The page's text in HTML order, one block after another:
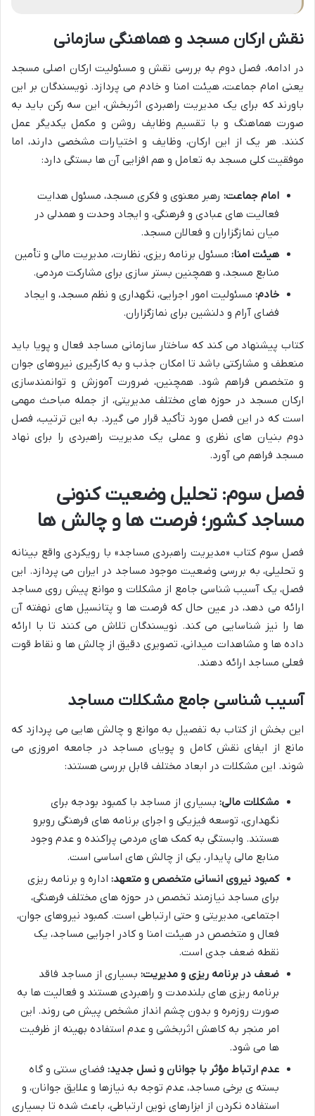
نقش ارکان مسجد و هماهنگی سازمانی
در ادامه، فصل دوم به بررسی نقش و مسئولیت ارکان اصلی مسجد
یعنی امام جماعت، هیئت امنا و خادم می پردازد. نویسندگان بر این
باورند که برای یک مدیریت راهبردی اثربخش، این سه رکن باید به
صورت هماهنگ و با تقسیم وظایف روشن و مکمل یکدیگر عمل
کنند. هر یک از این ارکان، وظایف و اختیارات مشخصی دارند، اما
موفقیت کلی مسجد به تعامل و هم افزایی آن ها بستگی دارد:
امام جماعت: رهبر معنوی و فکری مسجد، مسئول هدایت
فعالیت های عبادی و فرهنگی، و ایجاد وحدت و همدلی در
میان نمازگزاران و فعالان مسجد.
هیئت امنا: مسئول برنامه ریزی، نظارت، مدیریت مالی و تأمین
منابع مسجد، و همچنین بستر سازی برای مشارکت مردمی.
خادم: مسئولیت امور اجرایی، نگهداری و نظم مسجد، و ایجاد
فضای آرام و دلنشین برای نمازگزاران.
کتاب پیشنهاد می کند که ساختار سازمانی مساجد فعال و پویا باید
منعطف و مشارکتی باشد تا امکان جذب و به کارگیری نیروهای جوان
و متخصص فراهم شود. همچنین، ضرورت آموزش و توانمندسازی
ارکان مسجد در حوزه های مختلف مدیریتی، از جمله مباحث مهمی
است که در این فصل مورد تأکید قرار می گیرد. به این ترتیب، فصل
دوم بنیان های نظری و عملی یک مدیریت راهبردی را برای نهاد
مسجد فراهم می آورد.
فصل سوم: تحلیل وضعیت کنونی
مساجد کشور؛ فرصت ها و چالش ها
فصل سوم کتاب «مدیریت راهبردی مساجد» با رویکردی واقع بینانه
و تحلیلی، به بررسی وضعیت موجود مساجد در ایران می پردازد. این
فصل، یک آسیب شناسی جامع از مشکلات و موانع پیش روی مساجد
ارائه می دهد، در عین حال که فرصت ها و پتانسیل های نهفته آن
ها را نیز شناسایی می کند. نویسندگان تلاش می کنند تا با ارائه
داده ها و مشاهدات میدانی، تصویری دقیق از چالش ها و نقاط قوت
فعلی مساجد ارائه دهند.
آسیب شناسی جامع مشکلات مساجد
این بخش از کتاب به تفصیل به موانع و چالش هایی می پردازد که
مانع از ایفای نقش کامل و پویای مساجد در جامعه امروزی می
شوند. این مشکلات در ابعاد مختلف قابل بررسی هستند:
مشکلات مالی: بسیاری از مساجد با کمبود بودجه برای
نگهداری، توسعه فیزیکی و اجرای برنامه های فرهنگی روبرو
هستند. وابستگی به کمک های مردمی پراکنده و عدم وجود
منابع مالی پایدار، یکی از چالش های اساسی است.
کمبود نیروی انسانی متخصص و متعهد: اداره و برنامه ریزی
برای مساجد نیازمند تخصص در حوزه های مختلف فرهنگی،
اجتماعی، مدیریتی و حتی ارتباطی است. کمبود نیروهای جوان،
فعال و متخصص در هیئت امنا و کادر اجرایی مساجد، یک
نقطه ضعف جدی است.
ضعف در برنامه ریزی و مدیریت: بسیاری از مساجد فاقد
برنامه ریزی های بلندمدت و راهبردی هستند و فعالیت ها به
صورت روزمره و بدون چشم انداز مشخص پیش می روند. این
امر منجر به کاهش اثربخشی و عدم استفاده بهینه از ظرفیت
ها می شود.
عدم ارتباط مؤثر با جوانان و نسل جدید: فضای سنتی و گاه
بسته ی برخی مساجد، عدم توجه به نیازها و علایق جوانان، و
استفاده نکردن از ابزارهای نوین ارتباطی، باعث شده تا بسیاری